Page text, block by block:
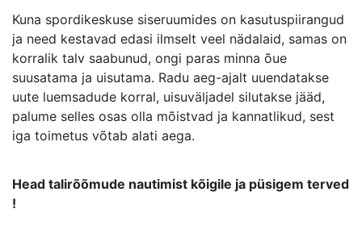
Kuna spordikeskuse siseruumides on kasutuspiirangud
ja need kestavad edasi ilmselt veel nädalaid, samas on
korralik talv saabunud, ongi paras minna õue
suusatama ja uisutama. Radu aeg-ajalt uuendatakse
uute luemsadude korral, uisuväljadel silutakse jääd,
palume selles osas olla mõistvad ja kannatlikud, sest
iga toimetus võtab alati aega.
Head talirõõmude nautimist kõigile ja püsigem terved
!